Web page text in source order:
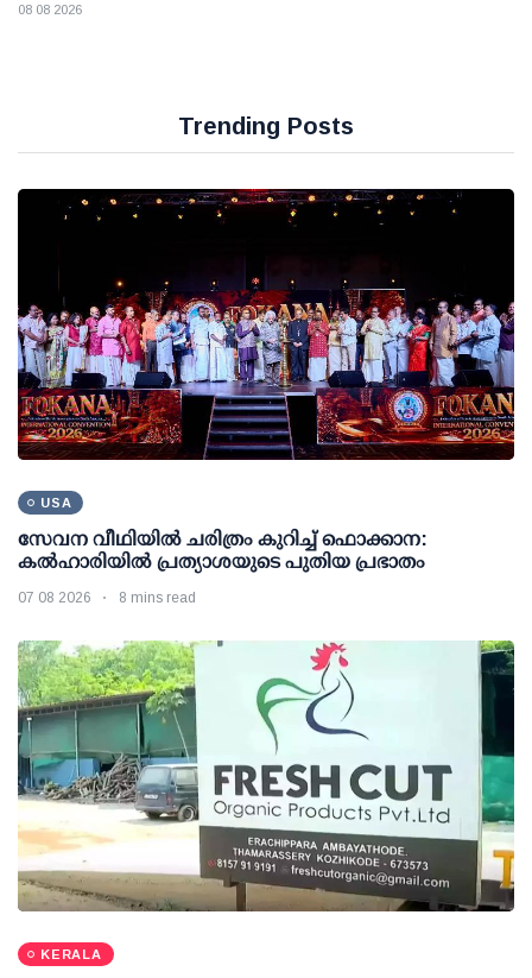
08 08 2026
Trending Posts
USA
സേവന വീഥിയില്‍ ചരിത്രം കുറിച്ച് ഫൊക്കാന:
കല്‍ഹാരിയില്‍ പ്രത്യാശയുടെ പുതിയ പ്രഭാതം
07 08 2026 8 mins read
KERALA